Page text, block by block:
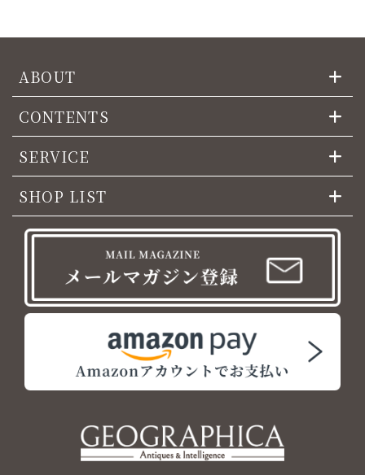
ABOUT
CONTENTS
SERVICE
SHOP LIST